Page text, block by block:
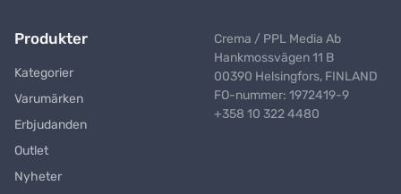
Produkter
Kategorier
Varumärken
Erbjudanden
Outlet
Nyheter
Crema / PPL Media Ab
Hankmossvägen 11 B
00390 Helsingfors, FINLAND
FO-nummer: 1972419-9
+358 10 322 4480